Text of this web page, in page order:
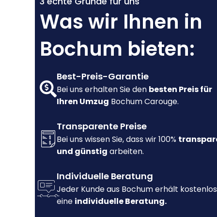
Was wir Ihnen in
Bochum bieten:
Best-Preis-Garantie
Bei uns erhalten Sie den besten Preis für
Ihren Umzug Bochum Carouge.
Transparente Preise
Bei uns wissen Sie, dass wir 100%
und günstig arbeiten.
Individuelle Beratung
Jeder Kunde aus Bochum erhält kostenlos
eine individuelle Beratung.